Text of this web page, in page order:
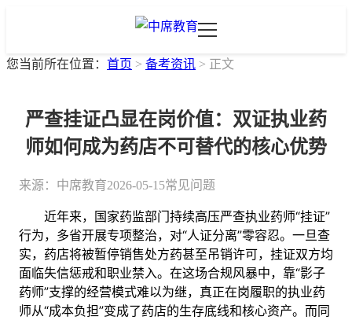
您当前所在位置： 首页 > 备考资讯 > 正文
严查挂证凸显在岗价值：双证执业药
师如何成为药店不可替代的核心优势
来源： 中席教育2026-05-15常见问题
近年来，国家药监部门持续高压严查执业药师“挂证”
行为，多省开展专项整治，对“人证分离”零容忍。一旦查
实，药店将被暂停销售处方药甚至吊销许可，挂证双方均
面临失信惩戒和职业禁入。在这场合规风暴中，靠“影子
药师”支撑的经营模式难以为继，真正在岗履职的执业药
师从“成本负担”变成了药店的生存底线和核心资产。而同